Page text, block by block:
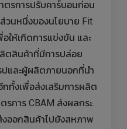
ตรการปรับคาร์บอนก่อน
วนหนึ่งของนโยบาย Fit
ให้เกิดการแข่งขัน และ
ลิตสินค้าที่มีการปล่อย
และผู้ผลิตภายนอกที่นำ
ทั้งเพื่อส่งเสริมการผลิต
การ CBAM ส่งผลกระ
ออกสินค้าไปยังสหภาพ